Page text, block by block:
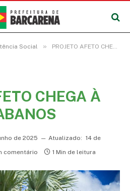
Social » PROJETO AFETO CHEGA À VILA DOS CABANOS
CHEGA À
de 2025 Atualizado: 14 de
comentário 1 Min de leitura